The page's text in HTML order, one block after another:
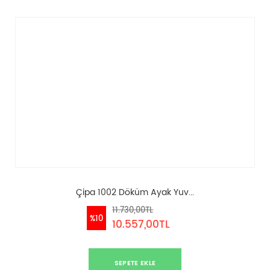
Çipa 1002 Döküm Ayak Yuv...
%10
11.730,00TL
10.557,00TL
SEPETE EKLE